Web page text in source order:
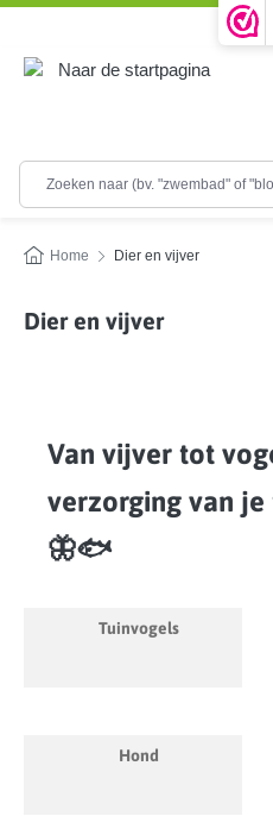
Home Dier en vijver
Dier en vijver
Van vijver tot
verzorging van
🦋🐟
Tuinvogels
Hond